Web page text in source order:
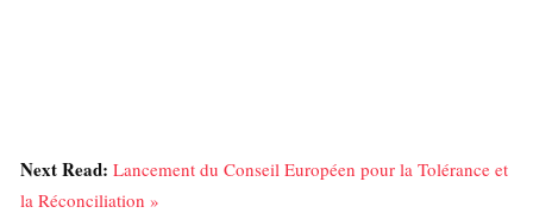
Next Read: Lancement du Conseil Européen pour la Tolérance et
la Réconciliation »